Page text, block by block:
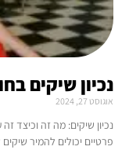
נכיון שיקים
אוגוסט 27, 2024
נכיון שיקים: מה זה וכיצד
פרטיים יכולים להמיר